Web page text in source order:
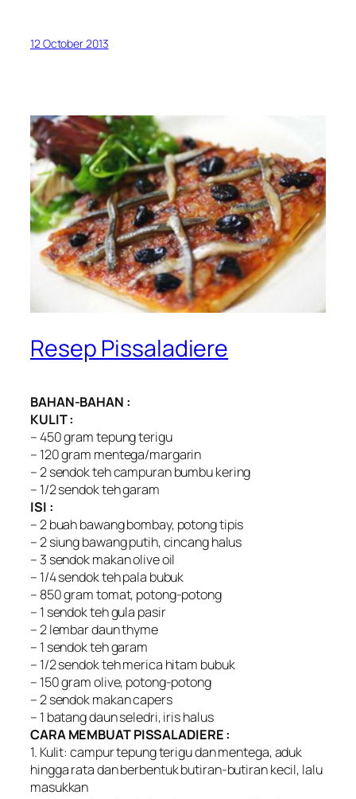
12 October 2013
Resep Pissaladiere
BAHAN-BAHAN :
KULIT :
– 450 gram tepung terigu
– 120 gram mentega/margarin
– 2 sendok teh campuran bumbu kering
– 1/2 sendok teh garam
ISI :
– 2 buah bawang bombay, potong tipis
– 2 siung bawang putih, cincang halus
– 3 sendok makan olive oil
– 1/4 sendok teh pala bubuk
– 850 gram tomat, potong-potong
– 1 sendok teh gula pasir
– 2 lembar daun thyme
– 1 sendok teh garam
– 1/2 sendok teh merica hitam bubuk
– 150 gram olive, potong-potong
– 2 sendok makan capers
– 1 batang daun seledri, iris halus
CARA MEMBUAT PISSALADIERE :
1. Kulit: campur tepung terigu dan mentega, aduk
hingga rata dan berbentuk butiran-butiran kecil, lalu
masukkan